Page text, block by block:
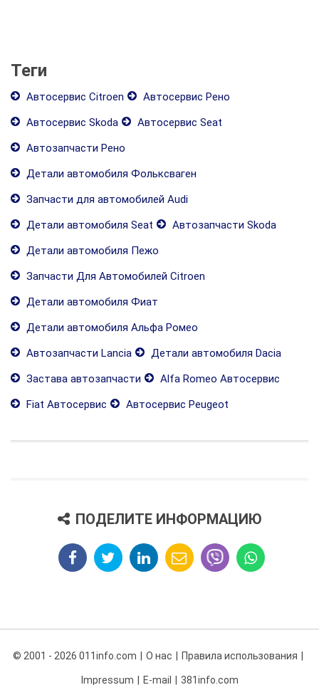
Теги
Автосервис Citroen
Автосервис Рено
Автосервис Skoda
Автосервис Seat
Автозапчасти Рено
Детали автомобиля Фольксваген
Запчасти для автомобилей Audi
Детали автомобиля Seat
Автозапчасти Skoda
Детали автомобиля Пежо
Запчасти Для Автомобилей Citroen
Детали автомобиля Фиат
Детали автомобиля Альфа Ромео
Автозапчасти Lancia
Детали автомобиля Dacia
Застава автозапчасти
Alfa Romeo Автосервис
Fiat Автосервис
Автосервис Peugeot
ПОДЕЛИТЕ ИНФОРМАЦИЮ
© 2001 - 2026 011info.com О нас Правила использования
Impressum E-mail 381info.com